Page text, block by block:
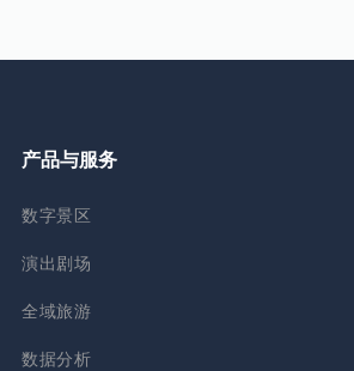
产品与服务
数字景区
演出剧场
全域旅游
数据分析